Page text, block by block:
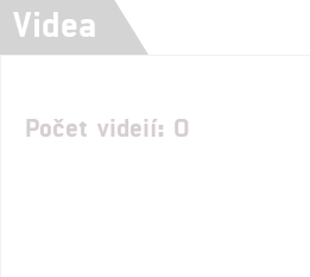
Videa
Počet videií: 0